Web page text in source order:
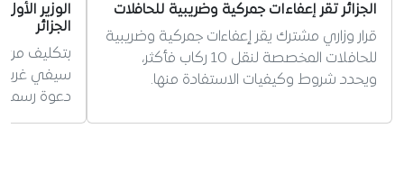
الجزائر تقر إعفاءات جمركية وضريبية للحافلات
قرار وزاري مشترك يقر إعفاءات جمركية وضريبية
للحافلات المخصصة لنقل 10 ركاب فأكثر،
ويحدد شروط وكيفيات الاستفادة منها.
الوزير
الجزائر
بتكليف من
سيفي غريب
دعوة رسمية